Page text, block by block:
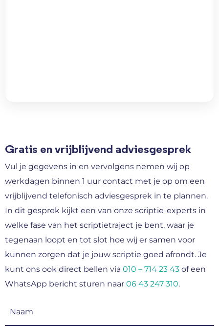
Gratis en vrijblijvend adviesgesprek
Vul je gegevens in en vervolgens nemen wij op
werkdagen binnen 1 uur contact met je op om een
vrijblijvend telefonisch adviesgesprek in te plannen.
In dit gesprek kijkt een van onze scriptie-experts in
welke fase van het scriptietraject je bent, waar je
tegenaan loopt en tot slot hoe wij er samen voor
kunnen zorgen dat je jouw scriptie goed afrondt. Je
kunt ons ook direct bellen via 010 – 714 23 43 of een
WhatsApp bericht sturen naar 06 43 247 310.